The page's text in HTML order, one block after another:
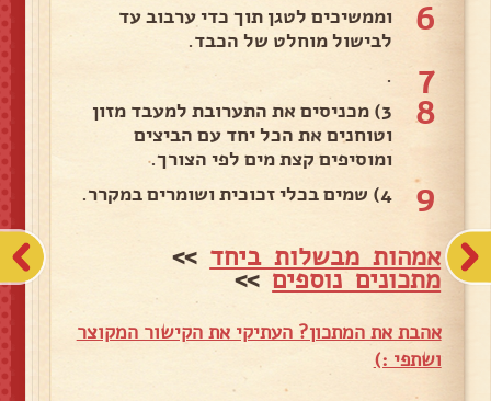
6
וממשיכים לטגן תוך כדי ערבוב עד
לבישול מוחלט של הכבד.
7
.
8
3) מכניסים את התערובת למעבד מזון
וטוחנים את הכל יחד עם הביצים
ומוסיפים קצת מים לפי הצורך.
9 4) שמים בכלי זכוכית ושומרים במקרר.
אמהות מבשלות ביחד >>
מתכונים נוספים>>
אהבת את המתכון? העתיקי את הקישור המקוצר
ושתפי :)